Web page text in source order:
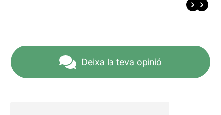
Deixa la teva opinió